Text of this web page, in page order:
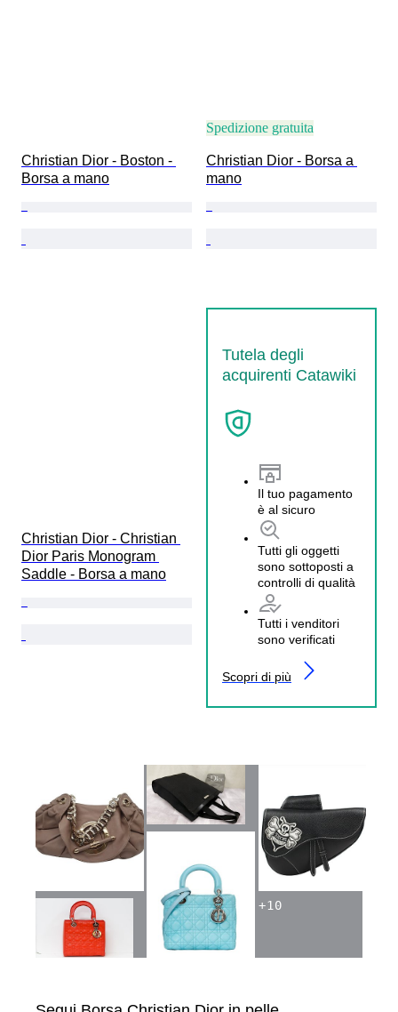
Christian Dior - Boston -
Borsa a mano
Spedizione gratuita
Christian Dior - Borsa a
mano
Christian Dior - Christian
Dior Paris Monogram
Saddle - Borsa a mano
Tutela degli
acquirenti Catawiki
Il tuo pagamento
è al sicuro
Tutti gli oggetti
sono sottoposti a
controlli di qualità
Tutti i venditori
sono verificati
Scopri di più
+10